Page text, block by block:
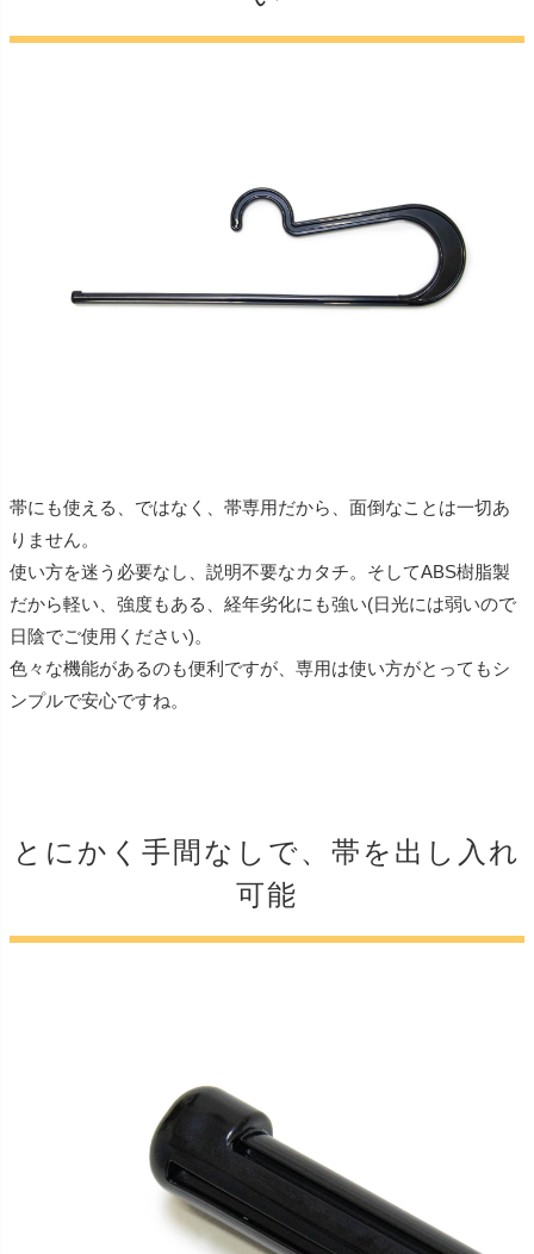
帯にも使える、ではなく、帯専用だから、面倒なことは一切あ
りません。
使い方を迷う必要なし、説明不要なカタチ。そしてABS樹脂製
だから軽い、強度もある、経年劣化にも強い(日光には弱いので
日陰でご使用ください)。
色々な機能があるのも便利ですが、専用は使い方がとってもシ
ンプルで安心ですね。
とにかく手間なしで、帯を出し入れ
可能